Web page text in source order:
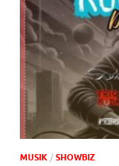
MUSIK / ‎SHOWBIZ